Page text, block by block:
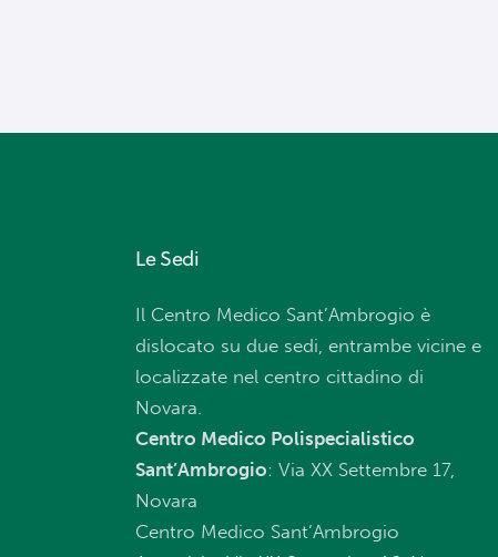
Le Sedi
Il Centro Medico Sant’Ambrogio è
dislocato su due sedi, entrambe vicine e
localizzate nel centro cittadino di
Novara.
Centro Medico Polispecialistico
Sant’Ambrogio: Via XX Settembre 17,
Novara
Centro Medico Sant’Ambrogio